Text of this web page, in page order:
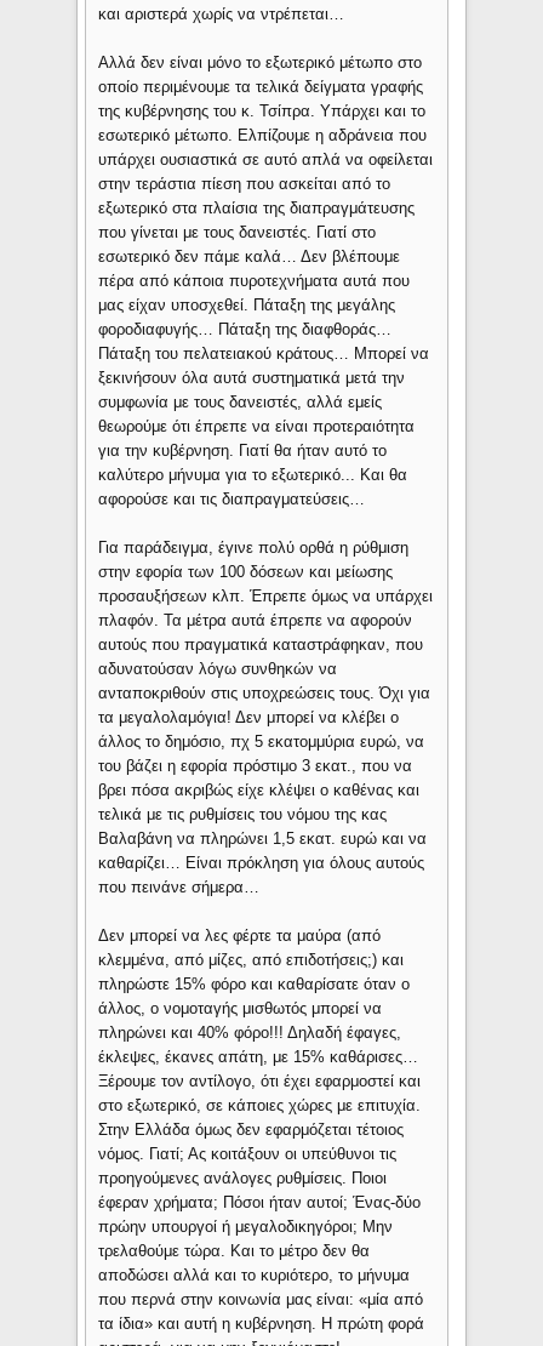
και αριστερά χωρίς να ντρέπεται…
Αλλά δεν είναι μόνο το εξωτερικό μέτωπο στο
οποίο περιμένουμε τα τελικά δείγματα γραφής
της κυβέρνησης του κ. Τσίπρα. Υπάρχει και το
εσωτερικό μέτωπο. Ελπίζουμε η αδράνεια που
υπάρχει ουσιαστικά σε αυτό απλά να οφείλεται
στην τεράστια πίεση που ασκείται από το
εξωτερικό στα πλαίσια της διαπραγμάτευσης
που γίνεται με τους δανειστές. Γιατί στο
εσωτερικό δεν πάμε καλά… Δεν βλέπουμε
πέρα από κάποια πυροτεχνήματα αυτά που
μας είχαν υποσχεθεί. Πάταξη της μεγάλης
φοροδιαφυγής… Πάταξη της διαφθοράς…
Πάταξη του πελατειακού κράτους… Μπορεί να
ξεκινήσουν όλα αυτά συστηματικά μετά την
συμφωνία με τους δανειστές, αλλά εμείς
θεωρούμε ότι έπρεπε να είναι προτεραιότητα
για την κυβέρνηση. Γιατί θα ήταν αυτό το
καλύτερο μήνυμα για το εξωτερικό... Και θα
αφορούσε και τις διαπραγματεύσεις…
Για παράδειγμα, έγινε πολύ ορθά η ρύθμιση
στην εφορία των 100 δόσεων και μείωσης
προσαυξήσεων κλπ. Έπρεπε όμως να υπάρχει
πλαφόν. Τα μέτρα αυτά έπρεπε να αφορούν
αυτούς που πραγματικά καταστράφηκαν, που
αδυνατούσαν λόγω συνθηκών να
ανταποκριθούν στις υποχρεώσεις τους. Όχι για
τα μεγαλολαμόγια! Δεν μπορεί να κλέβει ο
άλλος το δημόσιο, πχ 5 εκατομμύρια ευρώ, να
του βάζει η εφορία πρόστιμο 3 εκατ., που να
βρει πόσα ακριβώς είχε κλέψει ο καθένας και
τελικά με τις ρυθμίσεις του νόμου της κας
Βαλαβάνη να πληρώνει 1,5 εκατ. ευρώ και να
καθαρίζει… Είναι πρόκληση για όλους αυτούς
που πεινάνε σήμερα…
Δεν μπορεί να λες φέρτε τα μαύρα (από
κλεμμένα, από μίζες, από επιδοτήσεις;) και
πληρώστε 15% φόρο και καθαρίσατε όταν ο
άλλος, ο νομοταγής μισθωτός μπορεί να
πληρώνει και 40% φόρο!!! Δηλαδή έφαγες,
έκλεψες, έκανες απάτη, με 15% καθάρισες…
Ξέρουμε τον αντίλογο, ότι έχει εφαρμοστεί και
στο εξωτερικό, σε κάποιες χώρες με επιτυχία.
Στην Ελλάδα όμως δεν εφαρμόζεται τέτοιος
νόμος. Γιατί; Ας κοιτάξουν οι υπεύθυνοι τις
προηγούμενες ανάλογες ρυθμίσεις. Ποιοι
έφεραν χρήματα; Πόσοι ήταν αυτοί; Ένας-δύο
πρώην υπουργοί ή μεγαλοδικηγόροι; Μην
τρελαθούμε τώρα. Και το μέτρο δεν θα
αποδώσει αλλά και το κυριότερο, το μήνυμα
που περνά στην κοινωνία μας είναι: «μία από
τα ίδια» και αυτή η κυβέρνηση. Η πρώτη φορά